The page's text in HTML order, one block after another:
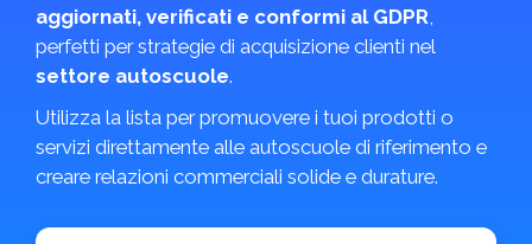
aggiornati, verificati e conformi al GDPR,
perfetti per strategie di acquisizione clienti nel
settore autoscuole.
Utilizza la lista per promuovere i tuoi prodotti o
servizi direttamente alle autoscuole di riferimento e
creare relazioni commerciali solide e durature.